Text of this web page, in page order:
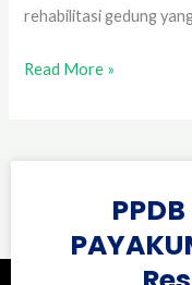
rehabilitasi gedung
Read More »